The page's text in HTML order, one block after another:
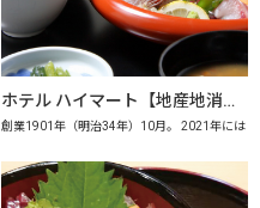
ホテル ハイマート【地産地消の店認定店】
創業1901年（明治34年）10月。 2021年には